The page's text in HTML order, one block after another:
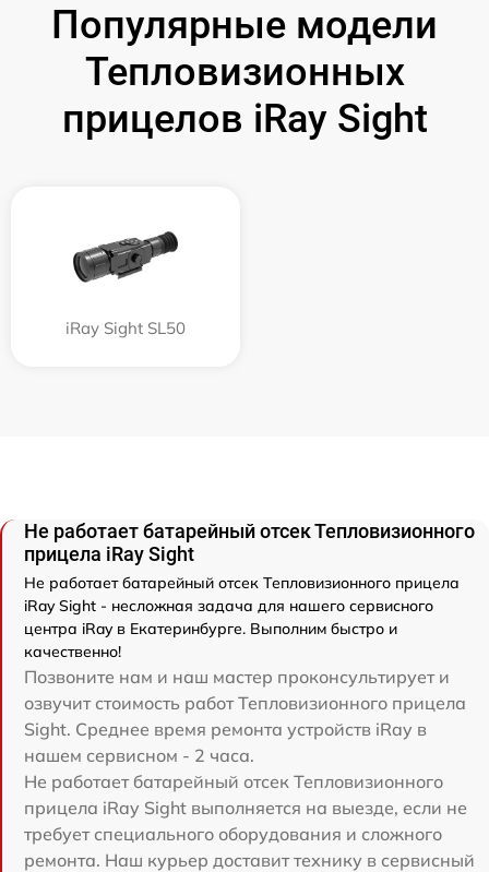
Популярные модели
Тепловизионных
прицелов iRay Sight
iRay Sight SL50
Не работает батарейный отсек Тепловизионного
прицела iRay Sight
Не работает батарейный отсек Тепловизионного прицела
iRay Sight - несложная задача для нашего сервисного
центра iRay в Екатеринбурге. Выполним быстро и
качественно!
Позвоните нам и наш мастер проконсультирует и
озвучит стоимость работ Тепловизионного прицела
Sight. Среднее время ремонта устройств iRay в
нашем сервисном - 2 часа.
Не работает батарейный отсек Тепловизионного
прицела iRay Sight выполняется на выезде, если не
требует специального оборудования и сложного
ремонта. Наш курьер доставит технику в сервисный